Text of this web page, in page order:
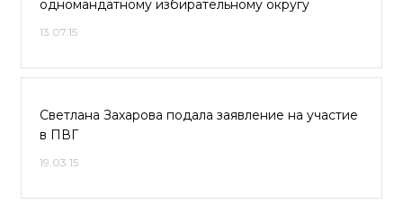
одномандатному избирательному округу
13.07.15
Светлана Захарова подала заявление на участие
в ПВГ
19.03.15